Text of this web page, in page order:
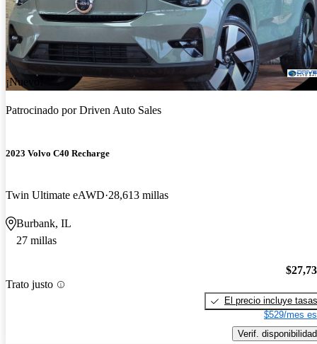
¡Nuevo!
Patrocinado porDriven Auto Sales
2023 Volvo C40 Recharge
Twin Ultimate eAWD 28,613 millas
Burbank, IL
27 millas
Trato justo
El precio incluye tasas
$529/mes
Verif. disponibilidad